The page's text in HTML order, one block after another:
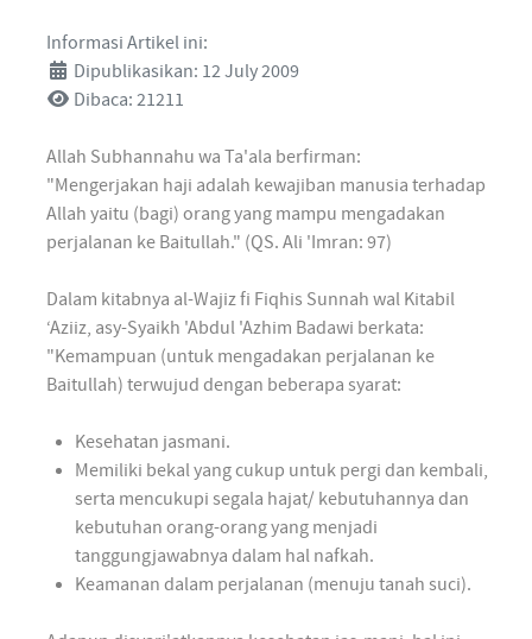
Informasi Artikel ini:
Dipublikasikan: 12 July 2009
Dibaca: 21211
Allah Subhannahu wa Ta'ala berfirman:
"Mengerjakan haji adalah kewajiban manusia terhadap
Allah yaitu (bagi) orang yang mampu mengadakan
perjalanan ke Baitullah." (QS. Ali 'Imran: 97)
Dalam kitabnya al-Wajiz fi Fiqhis Sunnah wal Kitabil
‘Aziiz, asy-Syaikh 'Abdul 'Azhim Badawi berkata:
"Kemampuan (untuk mengadakan perjalanan ke
Baitullah) terwujud dengan beberapa syarat:
Kesehatan jasmani.
Memiliki bekal yang cukup untuk pergi dan kembali,
serta mencukupi segala hajat/ kebutuhannya dan
kebutuhan orang-orang yang menjadi
tanggungjawabnya dalam hal nafkah.
Keamanan dalam perjalanan (menuju tanah suci).